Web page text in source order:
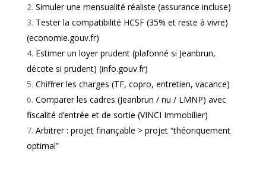
Simuler une mensualité réaliste (assurance incluse)
Tester la compatibilité HCSF (35% et reste à vivre)
(economie.gouv.fr)
Estimer un loyer prudent (plafonné si Jeanbrun,
décote si prudent) (info.gouv.fr)
Chiffrer les charges (TF, copro, entretien, vacance)
Comparer les cadres (Jeanbrun / nu / LMNP) avec
fiscalité d’entrée et de sortie (VINCI Immobilier)
Arbitrer : projet finançable > projet “théoriquement
optimal”